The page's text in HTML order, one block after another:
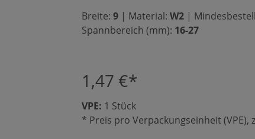
Breite: 9 | Material: W2 |
Spannbereich (mm): 16-27
1,47 €*
VPE: 1 Stück
* Preis pro Verpackungseinheit (VPE),